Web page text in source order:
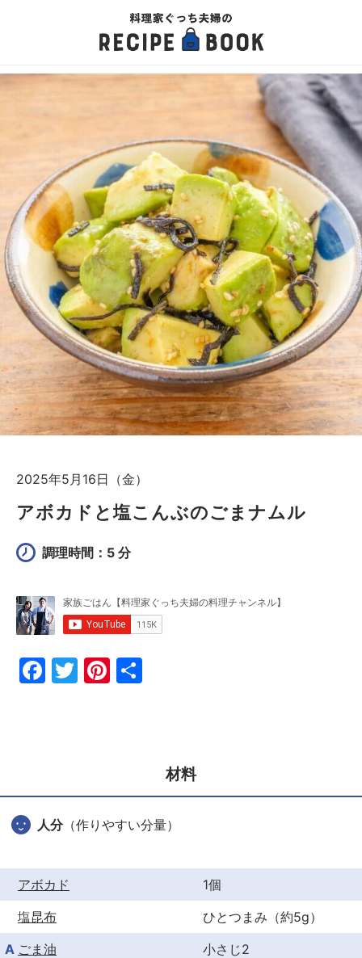
2025年5月16日（金）
アボカドと塩こんぶのごまナムル
調理時間：5 分
F
o
o
T
Pi
材料
人分（作りやすい分量）
アボカド
1個
塩昆布
ひとつまみ（約5g）
A ごま油
小さじ2